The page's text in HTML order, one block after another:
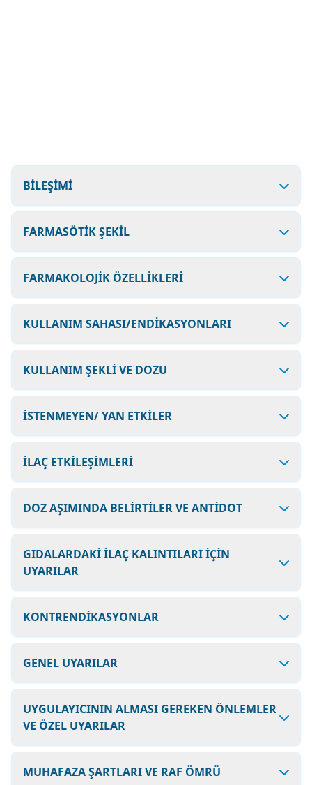
BİLEŞİMİ
FARMASÖTİK ŞEKİL
FARMAKOLOJİK ÖZELLİKLERİ
KULLANIM SAHASI/ENDİKASYONLARI
KULLANIM ŞEKLİ VE DOZU
İSTENMEYEN/ YAN ETKİLER
İLAÇ ETKİLEŞİMLERİ
DOZ AŞIMINDA BELİRTİLER VE ANTİDOT
GIDALARDAKİ İLAÇ KALINTILARI İÇİN
UYARILAR
KONTRENDİKASYONLAR
GENEL UYARILAR
UYGULAYICININ ALMASI GEREKEN ÖNLEMLER
VE ÖZEL UYARILAR
MUHAFAZA ŞARTLARI VE RAF ÖMRÜ